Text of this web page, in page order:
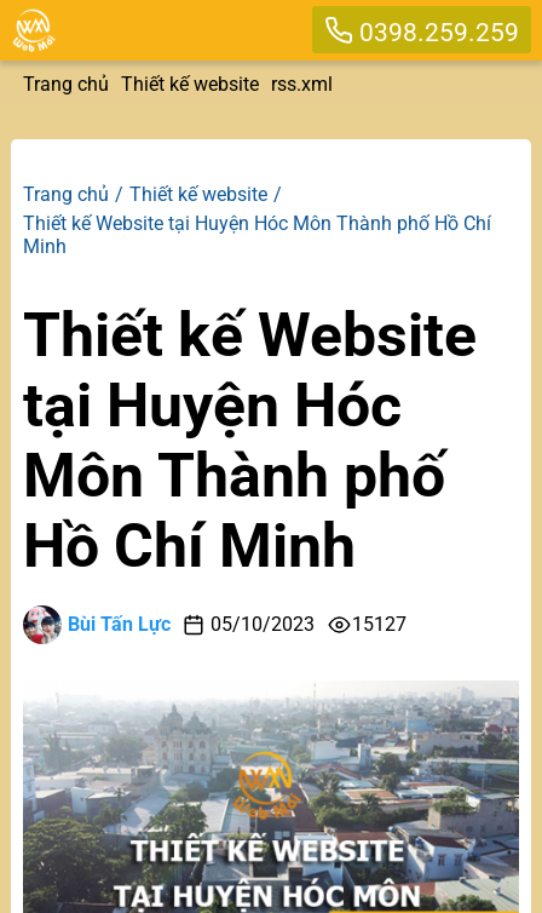
0398.259.259
Trang chủ Thiết kế website rss.xml
Trang chủ
Thiết kế website
Thiết kế Website tại Huyện Hóc Môn Thành phố Hồ Chí
Minh
Thiết kế Website
tại Huyện Hóc
Môn Thành phố
Hồ Chí Minh
Bùi Tấn Lực 05/10/2023 15127